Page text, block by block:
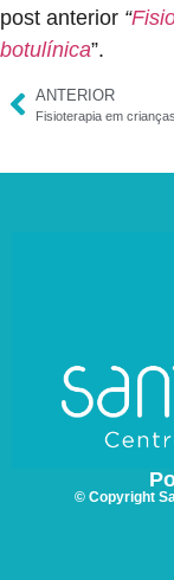
post anterior “
botulínica”.
ANTERIOR
Fisioterapia em
© Copyright